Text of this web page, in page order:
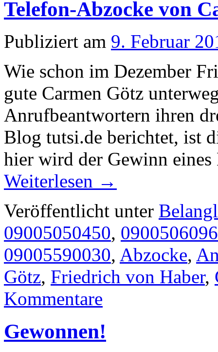
Telefon-Abzocke von
Publiziert am 9. Februar
Wie schon im Dezember
gute Carmen Götz
Anrufbeantwortern ihren
Blog tutsi.de berichtet, ist
hier wird der Gewinn
Weiterlesen →
Veröffentlicht unter
09005050450,
09005590030, Abzocke,
Götz, Friedrich von Haber,
Kommentare
Gewonnen!